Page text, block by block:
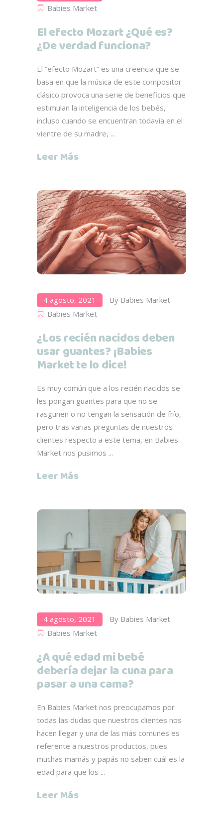
Babies Market
El efecto Mozart ¿Qué es?
¿De verdad funciona?
El “efecto Mozart” es una creencia que se
basa en que la música de este compositor
clásico provoca una serie de beneficios que
estimulan la inteligencia de los bebés,
incluso cuando se encuentran todavía en el
vientre de su madre,
Leer Más
4 agosto, 2021 By Babies Market
Babies Market
¿Los recién nacidos deben
usar guantes? ¡Babies
Market te lo dice!
Es muy común que a los recién nacidos se
les pongan guantes para que no se
rasguñen o no tengan la sensación de frío,
pero tras varias preguntas de nuestros
clientes respecto a este tema, en Babies
Market nos pusimos
Leer Más
4 agosto, 2021 By Babies Market
Babies Market
¿A qué edad mi bebé
debería dejar la cuna para
pasar a una cama?
En Babies Market nos preocupamos por
todas las dudas que nuestros clientes nos
hacen llegar y una de las más comunes es
referente a nuestros productos, pues
muchas mamás y papás no saben cuál es la
edad para que los
Leer Más